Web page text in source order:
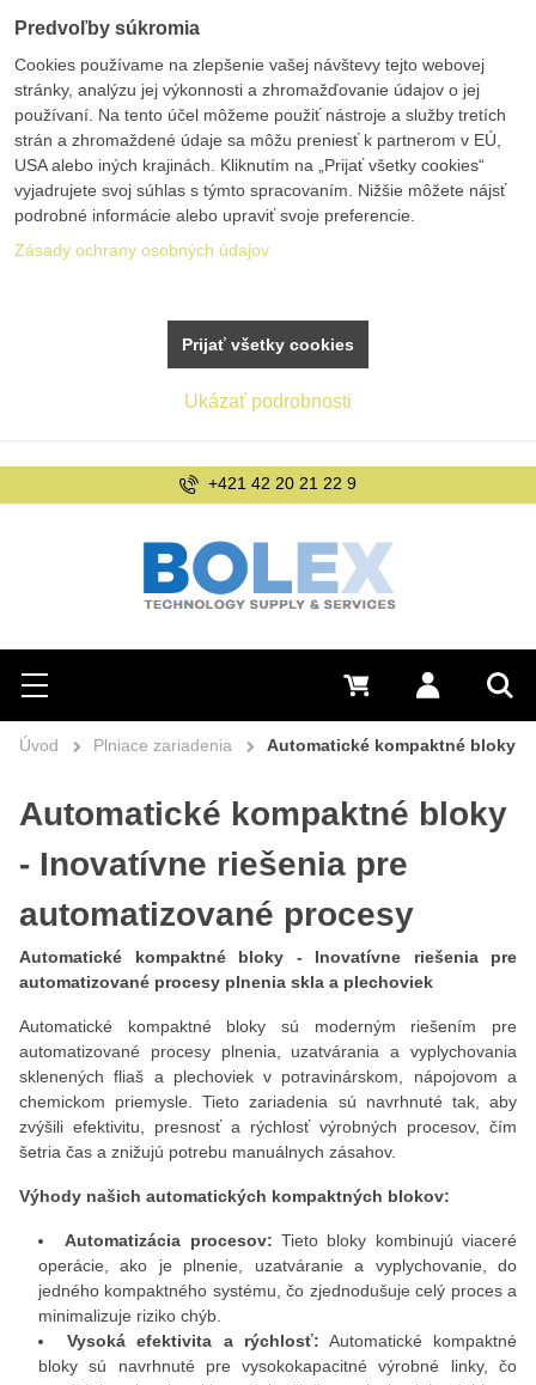
Hľadať
Menu Prihlásiť sa
0 €
+421 42 20 21 22 9
Úvod Plniace zariadenia Automatické kompaktné bloky
Automatické kompaktné bloky
- Inovatívne riešenia pre
automatizované procesy
Automatické kompaktné bloky - Inovatívne riešenia pre
automatizované procesy plnenia skla a plechoviek
Automatické kompaktné bloky sú moderným riešením pre
automatizované procesy plnenia, uzatvárania a vyplychovania
sklenených fliaš a plechoviek v potravinárskom, nápojovom a
chemickom priemysle. Tieto zariadenia sú navrhnuté tak, aby
zvýšili efektivitu, presnosť a rýchlosť výrobných procesov, čím
šetria čas a znižujú potrebu manuálnych zásahov.
Výhody našich automatických kompaktných blokov:
Automatizácia procesov: Tieto bloky kombinujú viaceré
operácie, ako je plnenie, uzatváranie a vyplychovanie, do
jedného kompaktného systému, čo zjednodušuje celý proces a
minimalizuje riziko chýb.
Vysoká efektivita a rýchlosť: Automatické kompaktné
bloky sú navrhnuté pre vysokokapacitné výrobné linky, čo
Predvoľby súkromia
Cookies používame na zlepšenie vašej návštevy tejto webovej
stránky, analýzu jej výkonnosti a zhromažďovanie údajov o jej
používaní. Na tento účel môžeme použiť nástroje a služby tretích
strán a zhromaždené údaje sa môžu preniesť k partnerom v EÚ,
USA alebo iných krajinách. Kliknutím na „Prijať všetky cookies“
vyjadrujete svoj súhlas s týmto spracovaním. Nižšie môžete nájsť
podrobné informácie alebo upraviť svoje preferencie.
Zásady ochrany osobných údajov
Ukázať podrobnosti
Prijať všetky cookies